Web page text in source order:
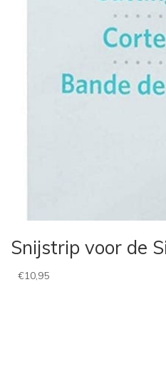
Snijstrip voor de
€10,95